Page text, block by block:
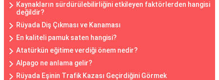
Kaynakların sürdürülebilirliğini etkileyen faktörlerden hangisi
değildir?
Rüyada Diş Çıkması ve Kanaması
En kaliteli pamuk saten hangisi?
Atatürkün eğitime verdiği önem nedir?
Alpago ne anlama gelir?
Rüyada Eşinin Trafik Kazası Geçirdiğini Görmek